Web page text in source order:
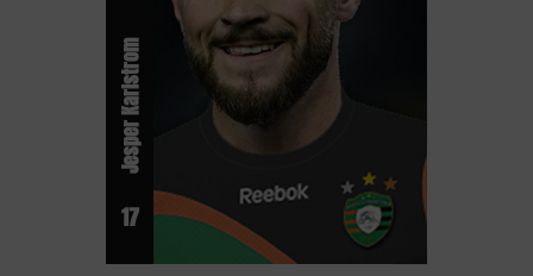
17
Jesper Karlstrom